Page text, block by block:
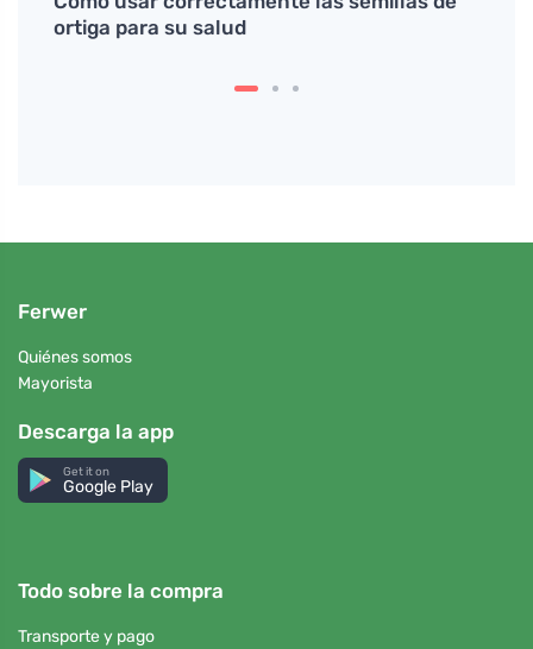
ortiga para su salud
Ferwer
Quiénes somos
Mayorista
Descarga la app
Get it on
Google Play
Todo sobre la compra
Transporte y pago